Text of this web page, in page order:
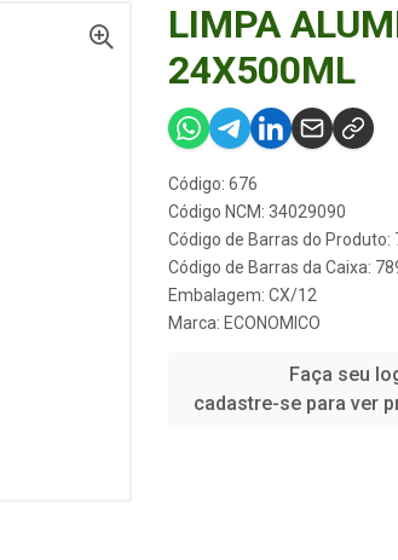
LIMPA
24X500ML
Código: 676
Código NCM: 34029090
Código de Barras do
Código de Barras da Caixa:
Embalagem: CX/12
Marca: ECONOMICO
Faça seu
cadastre-se para ver